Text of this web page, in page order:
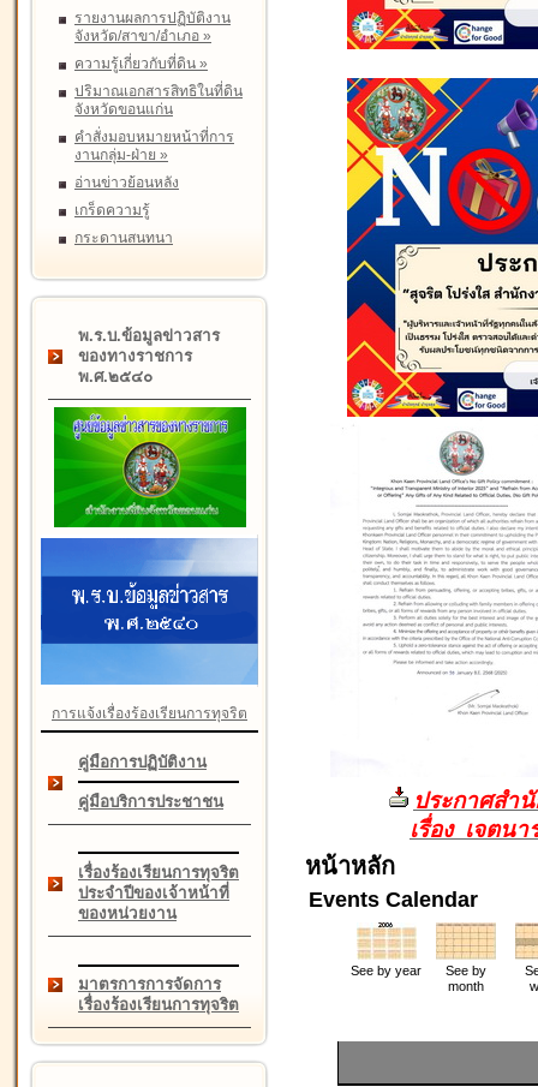
รายงานผลการปฏิบัติงาน
จังหวัด/สาขา/อำเภอ »
ความรู้เกี่ยวกับที่ดิน »
ปริมาณเอกสารสิทธิในที่ดิน
จังหวัดขอนแก่น
คำสั่งมอบหมายหน้าที่การ
งานกลุ่ม-ฝ่าย »
อ่านข่าวย้อนหลัง
เกร็ดความรู้
กระดานสนทนา
พ.ร.บ.ข้อมูลข่าวสาร
ของทางราชการ
พ.ศ.๒๕๔๐
การแจ้งเรื่องร้องเรียนการทุจริต
คู่มือการปฏิบัติงาน
คู่มือบริการประชาชน
เรื่องร้องเรียนการทุจริต
ประจำปีของเจ้าหน้าที่
ของหน่วยงาน
มาตรการการจัดการ
เรื่องร้องเรียนการทุจริต
ประกาศสำ
เรื่อง เจตน
หน้าหลัก
Events Calendar
See by year
See by
month